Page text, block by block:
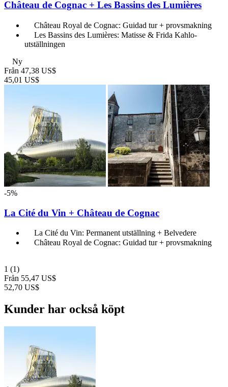
Château de Cognac + Les Bassins des Lumières
Château Royal de Cognac: Guidad tur + provsmakning
Les Bassins des Lumières: Matisse & Frida Kahlo-
utställningen
Ny
Från 47,38 US$
45,01 US$
-5%
La Cité du Vin + Château de Cognac
La Cité du Vin: Permanent utställning + Belvedere
Château Royal de Cognac: Guidad tur + provsmakning
1 (1)
Från 55,47 US$
52,70 US$
Kunder har också köpt